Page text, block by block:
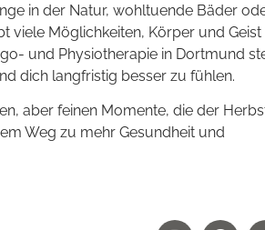
in der Natur, wohltuende Bäder
viele Möglichkeiten, Körper und Geist
und Physiotherapie in Dortmund
dich langfristig besser zu fühlen.
aber feinen Momente, die der
Weg zu mehr Gesundheit und